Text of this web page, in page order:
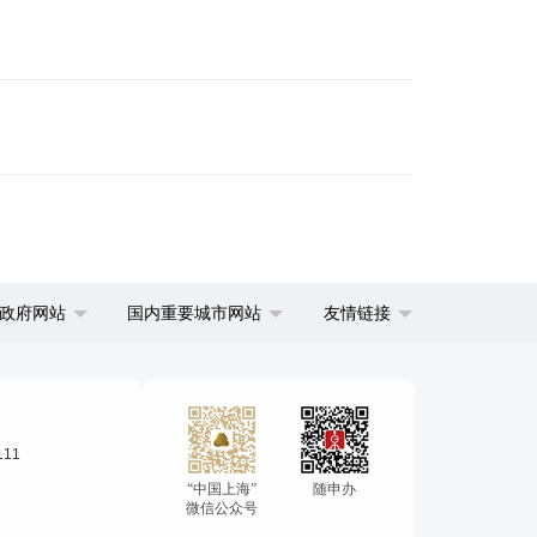
府网站 国内重要城市网站 友情链接
“中国上海”
微信公众号
随申办